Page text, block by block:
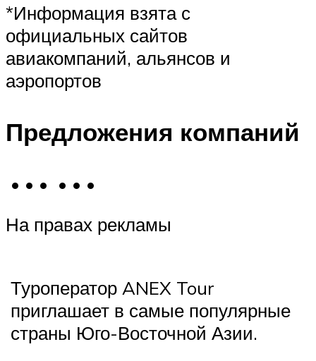
*Информация взята с
официальных сайтов
авиакомпаний, альянсов и
аэропортов
Предложения компаний
• • • • • •
На правах рекламы
Туроператор ANEX Tour
приглашает в самые популярные
страны Юго-Восточной Азии.